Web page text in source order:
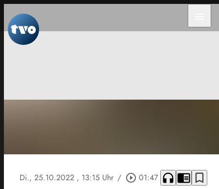
Di., 25.10.2022 , 13:15 Uhr / play_circle_outline 01:47 headphones chrome_reader_mode bookmark_border